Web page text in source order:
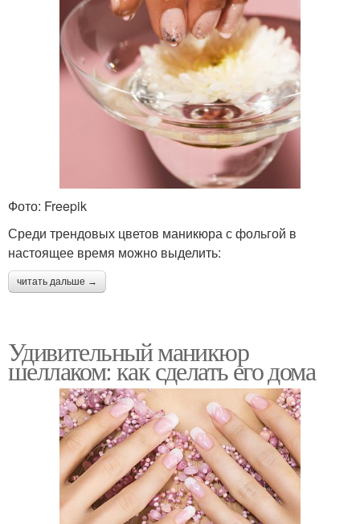
Фото: Freepik
Среди трендовых цветов маникюра с фольгой в
настоящее время можно выделить:
читать дальше →
Удивительный маникюр
шеллаком: как сделать его дома